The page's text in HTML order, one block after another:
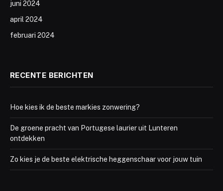
juni 2024
april 2024
februari 2024
RECENTE BERICHTEN
Hoe kies ik de beste markies zonwering?
De groene pracht van Portugese laurier uit Lunteren
ontdekken
Zo kies je de beste elektrische heggenschaar voor jouw tuin